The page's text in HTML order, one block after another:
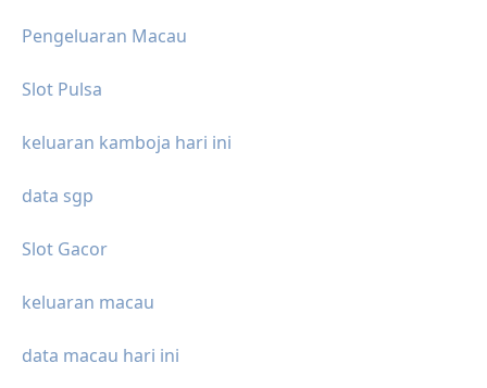
Pengeluaran Macau
Slot Pulsa
keluaran kamboja hari ini
data sgp
Slot Gacor
keluaran macau
data macau hari ini